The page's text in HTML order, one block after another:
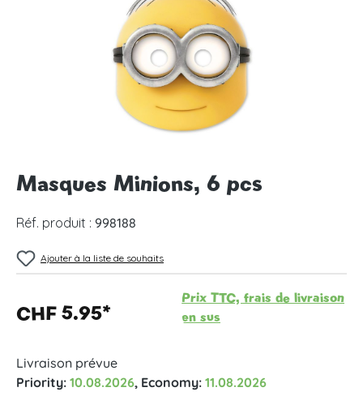
Masques Minions, 6 pcs
Réf. produit : 998188
Ajouter à la liste de souhaits
CHF 5.95*
Prix TTC, frais de livraison
en sus
Livraison prévue
Priority: 10.08.2026, Economy: 11.08.2026